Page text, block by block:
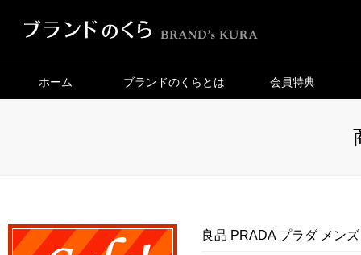
ホーム ブランドのくらとは 会員特典
良品 PRADA プラダ メン